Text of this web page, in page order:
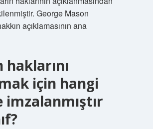
George Mason
açıklamasının ana
haklarını
için hangi
imzalanmıştır